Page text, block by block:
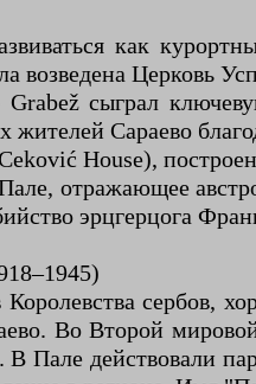
как
Церковь
сыграл
Сараево
House),
отражающее
эрцгерцога
сербов,
Во Второй
В Пале действовали